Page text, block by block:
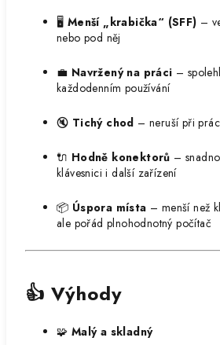
🖥️ Menší „krabička“ (SFF) –
nebo pod něj
💼 Navržený na práci –
každodenním používání
🔇 Tichý chod – neruší při
🔌 Hodně konektorů –
klávesnici i další zařízení
📦 Úspora místa – menší než
ale pořád plnohodnotný počítač
👍 Výhody
🧩 Malý a skladný